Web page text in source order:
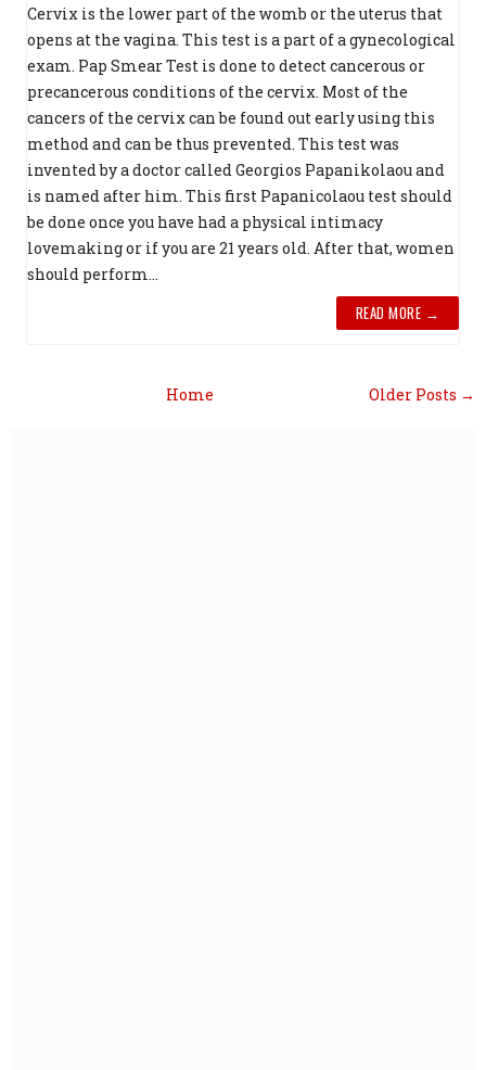
Cervix is the lower part of the womb or the uterus that
opens at the vagina. This test is a part of a gynecological
exam. Pap Smear Test is done to detect cancerous or
precancerous conditions of the cervix. Most of the
cancers of the cervix can be found out early using this
method and can be thus prevented. This test was
invented by a doctor called Georgios Papanikolaou and
is named after him. This first Papanicolaou test should
be done once you have had a physical intimacy
lovemaking or if you are 21 years old. After that, women
should perform...
READ MORE →
Older Posts →
Home